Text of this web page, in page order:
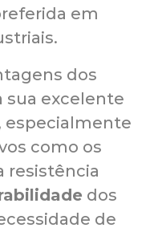
em
dos
sua excelente
especialmente
como os
resistência
dos
de